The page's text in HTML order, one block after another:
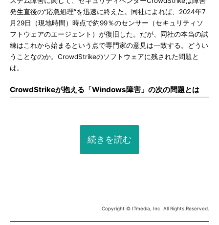
発生直後の“応急処理”を迅速に終えた。同社によれば、2024年7
月29日（現地時間）時点で約99％のセンサー（セキュリティソ
フトウェアのエージェント）が復旧した。だが、同社の本当の試
練はこれから始まるという点で専門家の意見は一致する。どうい
うことなのか。CrowdStrikeのソフトウェアに残された問題と
は。
CrowdStrikeが抱える「Windows障害」の次の問題とは
続きを読む
Copyright © ITmedia, Inc. All Rights Reserved.